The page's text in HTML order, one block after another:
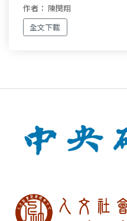
作者： 陳閔翔
全文下載